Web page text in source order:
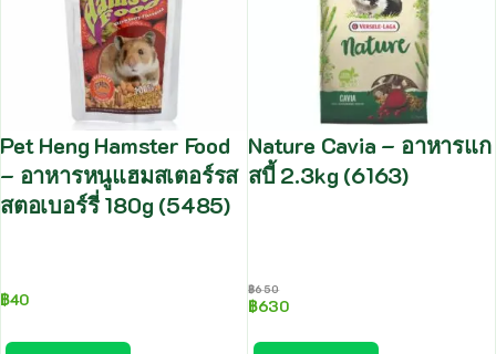
Pet Heng Hamster Food
– อาหารหนูแฮมสเตอร์รส
สตอเบอร์รี่ 180g (5485)
฿40
Nature Cavia – อาหารแก
สบี้ 2.3kg (6163)
฿650
฿630